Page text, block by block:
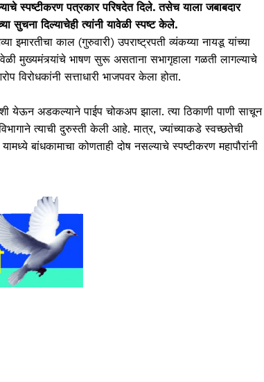
स्पष्टीकरण पत्रकार परिषदेत दिले. तसेच याला जबाबदार
सुचना दिल्याचेही त्यांनी यावेळी स्पष्ट केले.
इमारतीचा काल (गुरुवारी) उपराष्ट्रपती व्यंकय्या नायडू यांच्या
मुख्यमंत्र्यांचे भाषण सुरू असताना सभागृहाला गळती लागल्याचे
विरोधकांनी सत्ताधारी भाजपवर केला होता.
येऊन अडकल्याने पाईप चोकअप झाला. त्या ठिकाणी पाणी साचून
त्याची दुरुस्ती केली आहे. मात्र, ज्यांच्याकडे स्वच्छतेची
बांधकामाचा कोणताही दोष नसल्याचे स्पष्टीकरण महापौरांनी